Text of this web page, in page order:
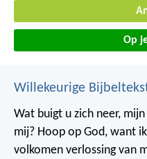
Op
Willekeurige
Wat buigt u zich neer, mijn
mij? Hoop op God, want
volkomen verlossing van